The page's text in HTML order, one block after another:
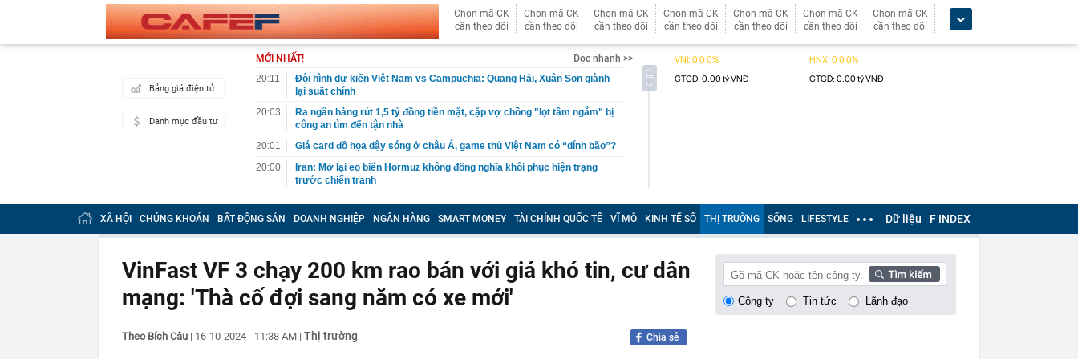
Chọn mã CK
cần theo dõi
Chọn mã CK
cần theo dõi
Chọn mã CK
cần theo dõi
Chọn mã CK
cần theo dõi
Chọn mã CK
cần theo dõi
Chọn mã CK
cần theo dõi
Chọn mã CK
cần theo dõi
Bảng giá điện tử
Danh mục đầu tư
MỚI NHẤT!
Đọc nhanh >>
20:11
Đội hình dự kiến Việt Nam vs Campuchia: Quang Hải, Xuân Son giành
lại suất chính
20:03
Ra ngân hàng rút 1,5 tỷ đồng tiền mặt, cặp vợ chồng "lọt tầm ngắm" bị
công an tìm đến tận nhà
20:01
Giá card đồ họa dậy sóng ở châu Á, game thủ Việt Nam có “dính bão”?
20:00
Iran: Mở lại eo biển Hormuz không đồng nghĩa khôi phục hiện trạng
trước chiến tranh
19:59
Trước 31/8/2026, hoàn thành kế hoạch cơ cấu lại vốn nhà nước tại
doanh nghiệp giai đoạn 2026-2030
19:49
Chuyên gia Phan Anh Tú: Việt Nam không nên vội vàng trước
19:40
Đem đấu giá bộ trang sức kim cương 25 tỷ của bà Trương Mỹ Lan:
Mất hết hóa đơn nhưng món đắt nhất giá 9,4 tỷ
19:37
Khánh Sky, Vua Quạt và Hồ Văn Khoa bị khởi tố sau loạt livestream
19:37
Lý do tên lửa đạn đạo Nga liên tục xuyên thủng lưới phòng không
XÃ HỘI CHỨNG KHOÁN BẤT ĐỘNG SẢN DOANH NGHIỆP NGÂN HÀNG SMART MONEY TÀI CHÍNH QUỐC TẾ VĨ MÔ KINH TẾ SỐ THỊ TRƯỜNG SỐNG LIFESTYLE Dữ liệu F INDEX
VinFast VF 3 chạy 200 km rao bán với giá khó tin, cư dân
mạng: 'Thà cố đợi sang năm có xe mới'
Theo Bích Câu | 16-10-2024 - 11:38 AM | Thị trường Chia sẻ
Công ty Tin tức Lãnh đạo